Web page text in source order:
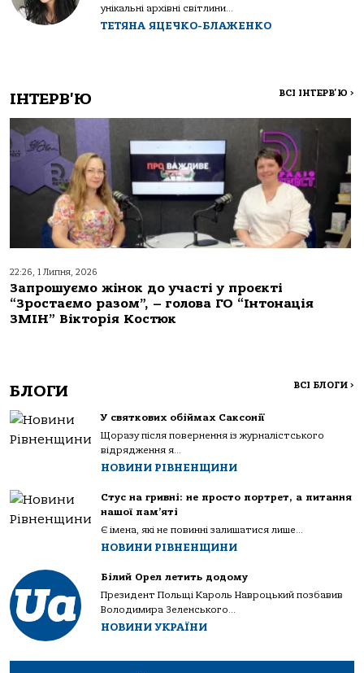
унікальні архівні світлини...
ТЕТЯНА ЯЦЕЧКО-БЛАЖЕНКО
ІНТЕРВ'Ю ВСІ ІНТЕРВ'Ю >
22:26, 1 Липня, 2026
Запрошуємо жінок до участі у проєкті
“Зростаємо разом”, – голова ГО “Інтонація
ЗМІН” Вікторія Костюк
БЛОГИ ВСІ БЛОГИ >
У святкових обіймах Саксонії
Щоразу після повернення із журналістського
відрядження я...
НОВИНИ РІВНЕНЩИНИ
Стус на гривні: не просто портрет, а питання
нашої пам’яті
Є імена, які не повинні залишатися лише...
НОВИНИ РІВНЕНЩИНИ
Білий Орел летить додому
Президент Польщі Кароль Навроцький позбавив
Володимира Зеленського...
НОВИНИ УКРАЇНИ